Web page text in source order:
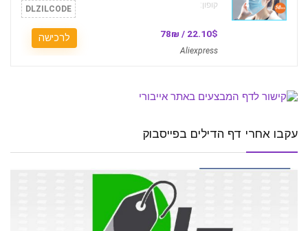
קופון: DLZILCODE
22.10$ / 78₪
Aliexpress
לרכישה
עקבו אחרי דף הדילים בפייסבוק